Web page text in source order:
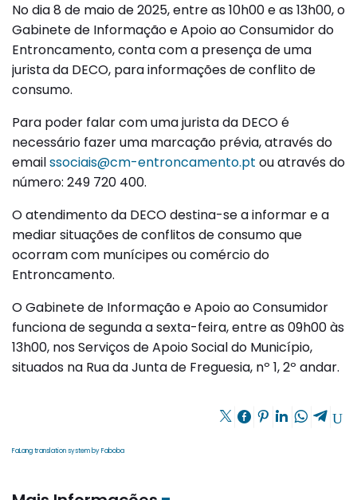
No dia 8 de maio de 2025, entre as 10h00 e as 13h00, o
Gabinete de Informação e Apoio ao Consumidor do
Entroncamento, conta com a presença de uma
jurista da DECO, para informações de conflito de
consumo.
Para poder falar com uma jurista da DECO é
necessário fazer uma marcação prévia, através do
emailssociais@cm-entroncamento.pt ou através do
número: 249 720 400.
O atendimento da DECO destina-se a informar e a
mediar situações de conflitos de consumo que
ocorram com munícipes ou comércio do
Entroncamento.
O Gabinete de Informação e Apoio ao Consumidor
funciona de segunda a sexta-feira, entre as 09h00 às
13h00, nos Serviços de Apoio Social do Município,
situados na Rua da Junta de Freguesia, nº 1, 2º andar.
FaLang translation system by Faboba